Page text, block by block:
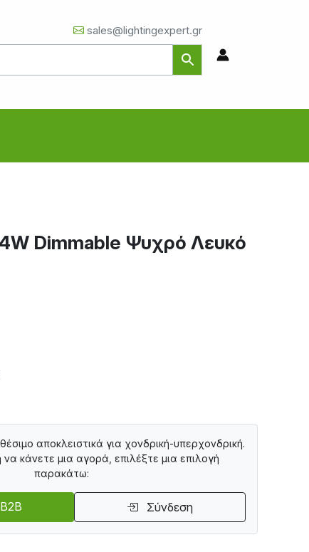
sales@lightingexpert.gr
Dimmable Ψυχρό Λευκό
αποκλειστικά για χονδρική-υπερχονδρική.
να κάνετε μια αγορά, επιλέξτε μια επιλογή
παρακάτω:
Σύνδεση